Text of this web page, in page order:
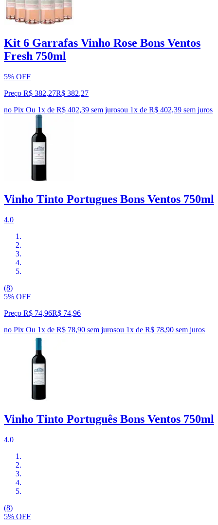
Kit 6 Garrafas Vinho Rose Bons Ventos
Fresh 750ml
5% OFF
Preço R$ 382,27R$ 382,27
no Pix Ou 1x de R$ 402,39 sem jurosou 1x de R$ 402,39 sem juros
Vinho Tinto Portugues Bons Ventos 750ml
4.0
(8)
5% OFF
Preço R$ 74,96R$ 74,96
no Pix Ou 1x de R$ 78,90 sem jurosou 1x de R$ 78,90 sem juros
Vinho Tinto Português Bons Ventos 750ml
4.0
(8)
5% OFF